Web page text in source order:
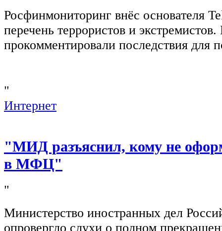
Росфинмониторинг внёс основателя
перечень террористов и
прокомментировали последствия для
"
Интернет
"МИД разъяснил, кому не
в МФЦ"
"
Министерство иностранных дел
опровергло слухи о полном